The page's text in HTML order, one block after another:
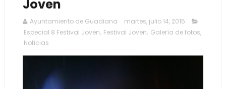
Joven
Ayuntamiento de Guadiana
martes, julio 14, 2015
Especial 8 Festival Joven, Festival Joven, Galería de fotos,
Noticias